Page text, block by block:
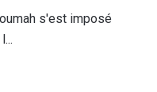
s'est imposé